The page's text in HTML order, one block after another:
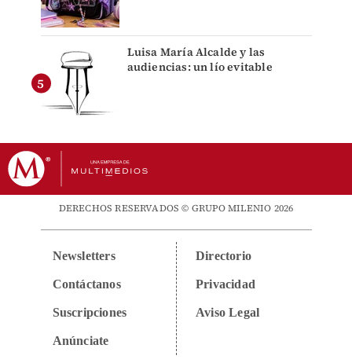
Luisa María Alcalde y las
audiencias: un lío evitable
DERECHOS RESERVADOS © GRUPO MILENIO 2026
Newsletters
Contáctanos
Suscripciones
Anúnciate
Directorio
Privacidad
Aviso Legal